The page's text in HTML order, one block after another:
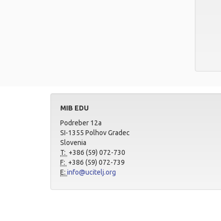
MIB EDU
Podreber 12a
SI-1355 Polhov Gradec
Slovenia
T: +386 (59) 072-730
F: +386 (59) 072-739
E: info@ucitelj.org